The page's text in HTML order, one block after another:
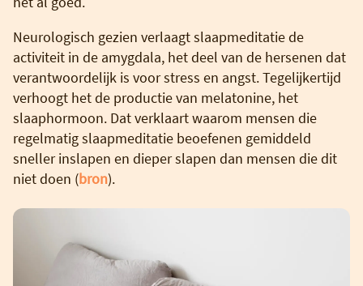
Neurologisch gezien verlaagt slaapmeditatie de
activiteit in de amygdala, het deel van de hersenen dat
verantwoordelijk is voor stress en angst. Tegelijkertijd
verhoogt het de productie van melatonine, het
slaaphormoon. Dat verklaart waarom mensen die
regelmatig slaapmeditatie beoefenen gemiddeld
sneller inslapen en dieper slapen dan mensen die dit
niet doen (bron).